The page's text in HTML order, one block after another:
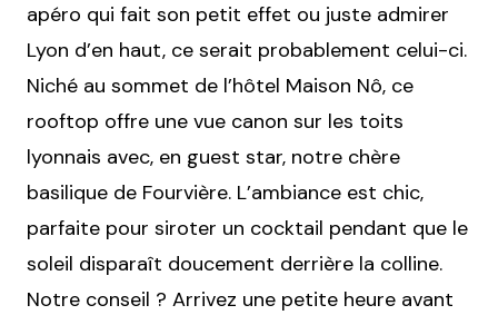
apéro qui fait son petit effet ou juste admirer
Lyon d’en haut, ce serait probablement celui-ci.
Niché au sommet de l’hôtel Maison Nô, ce
rooftop offre une vue canon sur les toits
lyonnais avec, en guest star, notre chère
basilique de Fourvière. L’ambiance est chic,
parfaite pour siroter un cocktail pendant que le
soleil disparaît doucement derrière la colline.
Notre conseil ? Arrivez une petite heure avant